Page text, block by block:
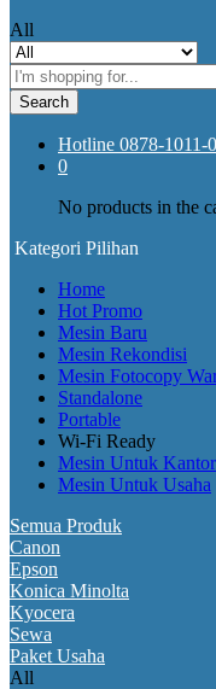
All
Search
Hotline 0878-1011-
0
No products in the
Kategori Pilihan
Home
Hot Promo
Mesin Baru
Mesin Rekondisi
Mesin Fotocopy
Standalone
Portable
Wi-Fi Ready
Mesin Untuk Kantor
Mesin Untuk Usaha
Semua Produk
Canon
Epson
Konica Minolta
Kyocera
Sewa
Paket Usaha
All